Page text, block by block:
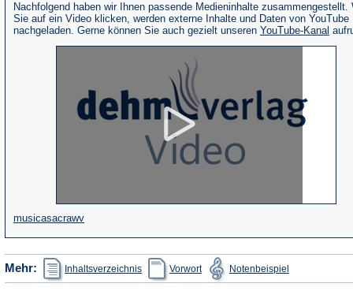
Nachfolgend haben wir Ihnen passende Medieninhalte zusammengestellt.
Sie auf ein Video klicken, werden externe Inhalte und Daten von YouTube
nachgeladen. Gerne können Sie auch gezielt unseren YouTube-Kanal
musicasacrawv(Öffnet
in
einem
neuen
Mehr: Inhaltsverzeichnis
(Öffnet
in
einem
Vorwort
(Öffnet
in
einem
Notenbeispiel in
einem